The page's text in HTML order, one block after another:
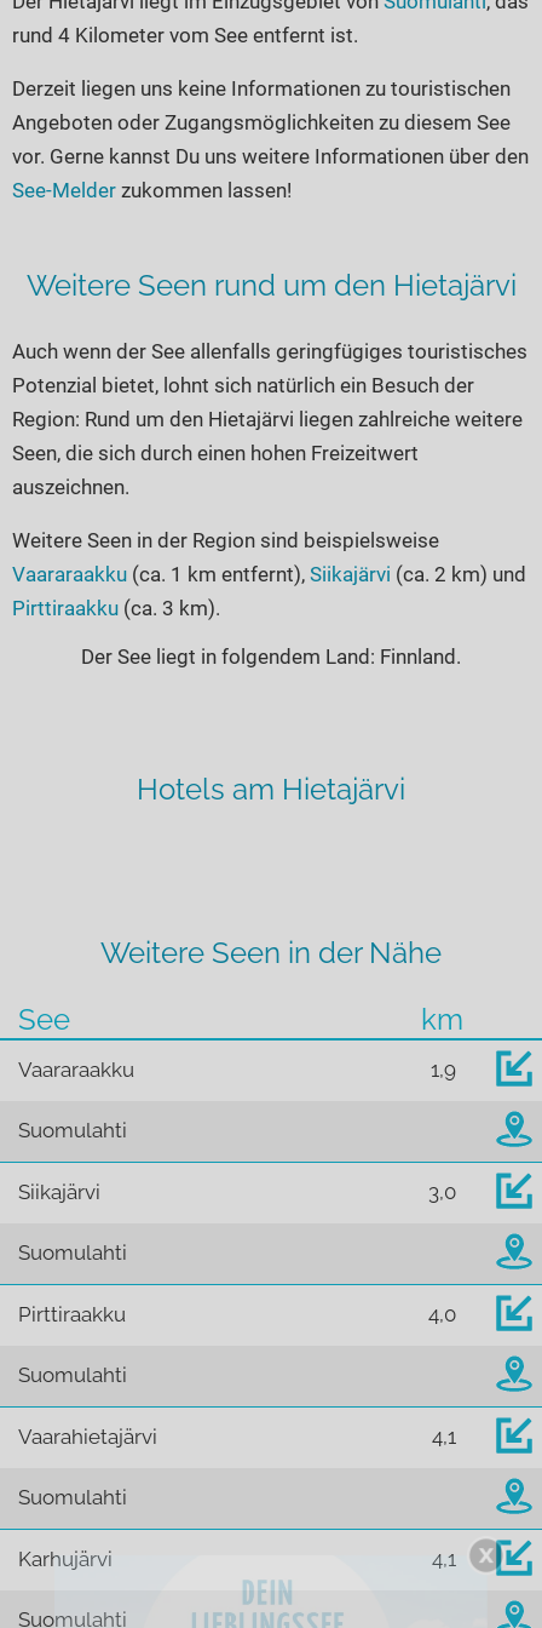
Glamping
Seen in Europa
Österreich
Schweiz
Frankreich
Niederlande
alle Länder…
rund 4 Kilometer vom See entfernt ist.
Derzeit liegen uns keine Informationen zu touristischen
Angeboten oder Zugangsmöglichkeiten zu diesem See
vor. Gerne kannst Du uns weitere Informationen über den
See-Melder zukommen lassen!
Weitere Seen rund um den Hietajärvi
Auch wenn der See allenfalls geringfügiges touristisches
Potenzial bietet, lohnt sich natürlich ein Besuch der
Region: Rund um den Hietajärvi liegen zahlreiche weitere
Seen, die sich durch einen hohen Freizeitwert
auszeichnen.
Weitere Seen in der Region sind beispielsweise
Vaararaakku (ca. 1 km entfernt), Siikajärvi (ca. 2 km) und
Pirttiraakku (ca. 3 km).
Der See liegt in folgendem Land: Finnland.
Hotels am Hietajärvi
Weitere Seen in der Nähe
See
km
Vaararaakku 1,9
Suomulahti
Siikajärvi 3,0
Suomulahti
Pirttiraakku 4,0
Suomulahti
Vaarahietajärvi 4,1
Suomulahti
Karhujärvi 4,1
Suomulahti